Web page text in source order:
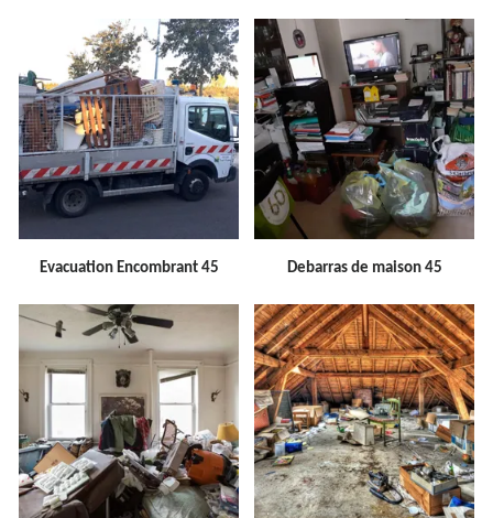
Evacuation Encombrant 45 Debarras de maison 45